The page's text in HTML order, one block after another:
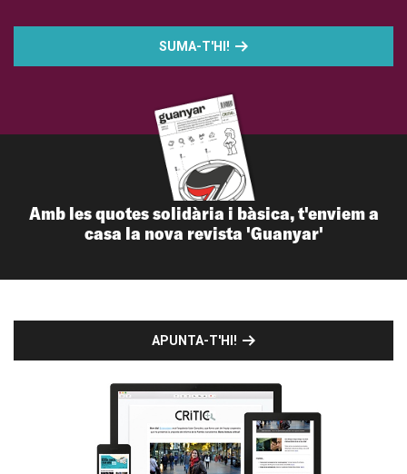
SUMA-T'HI!
Amb les quotes solidària i bàsica, t'enviem a
casa la nova revista 'Guanyar'
APUNTA-T'HI!